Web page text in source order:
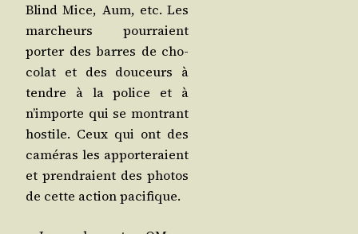
Blind Mice, Aum, etc. Les
mar­cheurs pour­raient
por­ter des barres de cho­
co­lat et des dou­ceurs à
tendre à la police et à
n’importe qui se mon­trant
hos­tile. Ceux qui ont des
camé­ras les appor­te­raient
et pren­draient des pho­tos
de cette action pacifique.